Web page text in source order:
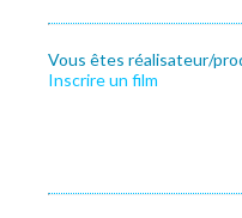
Vous êtes réalisateur/
Inscrire un film